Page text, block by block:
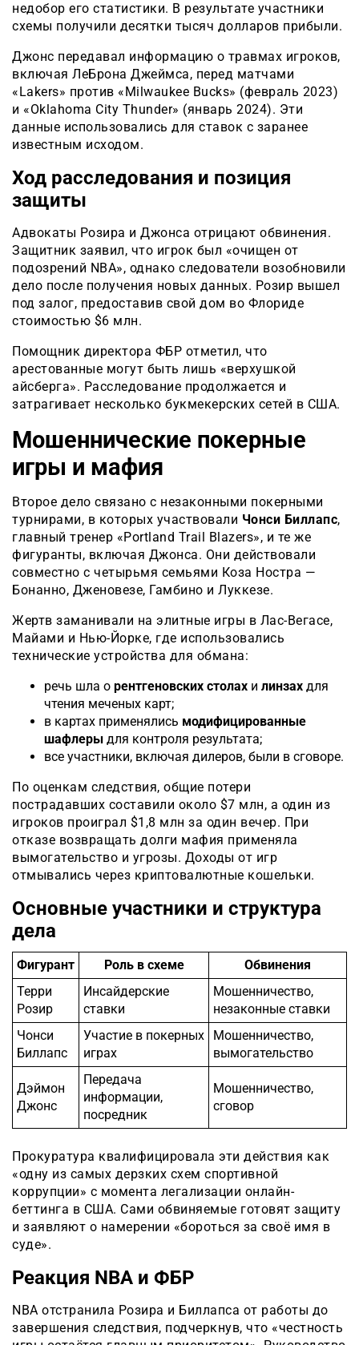
недобор его статистики. В результате участники
схемы получили десятки тысяч долларов прибыли.
Джонс передавал информацию о травмах игроков,
включая ЛеБрона Джеймса, перед матчами
«Lakers» против «Milwaukee Bucks» (февраль 2023)
и «Oklahoma City Thunder» (январь 2024). Эти
данные использовались для ставок с заранее
известным исходом.
Ход расследования и позиция
защиты
Адвокаты Розира и Джонса отрицают обвинения.
Защитник заявил, что игрок был «очищен от
подозрений NBA», однако следователи возобновили
дело после получения новых данных. Розир вышел
под залог, предоставив свой дом во Флориде
стоимостью $6 млн.
Помощник директора ФБР отметил, что
арестованные могут быть лишь «верхушкой
айсберга». Расследование продолжается и
затрагивает несколько букмекерских сетей в США.
Мошеннические покерные
игры и мафия
Второе дело связано с незаконными покерными
турнирами, в которых участвовали Чонси Биллапс,
главный тренер «Portland Trail Blazers», и те же
фигуранты, включая Джонса. Они действовали
совместно с четырьмя семьями Коза Ностра —
Бонанно, Дженовезе, Гамбино и Луккезе.
Жертв заманивали на элитные игры в Лас-Вегасе,
Майами и Нью-Йорке, где использовались
технические устройства для обмана:
речь шла о рентгеновских столах и линзах для
чтения меченых карт;
в картах применялись модифицированные
шафлеры для контроля результата;
все участники, включая дилеров, были в сговоре.
По оценкам следствия, общие потери
пострадавших составили около $7 млн, а один из
игроков проиграл $1,8 млн за один вечер. При
отказе возвращать долги мафия применяла
вымогательство и угрозы. Доходы от игр
отмывались через криптовалютные кошельки.
Основные участники и структура
дела
Фигурант Роль в схеме
Обвинения
Терри
Розир
Инсайдерские
ставки
Мошенничество,
незаконные ставки
Чонси
Биллапс
Участие в покерных
играх
Мошенничество,
вымогательство
Дэймон
Джонс
Передача
информации,
посредник
Мошенничество,
сговор
Прокуратура квалифицировала эти действия как
«одну из самых дерзких схем спортивной
коррупции» с момента легализации онлайн-
беттинга в США. Сами обвиняемые готовят защиту
и заявляют о намерении «бороться за своё имя в
суде».
Реакция NBA и ФБР
NBA отстранила Розира и Биллапса от работы до
завершения следствия, подчеркнув, что «честность